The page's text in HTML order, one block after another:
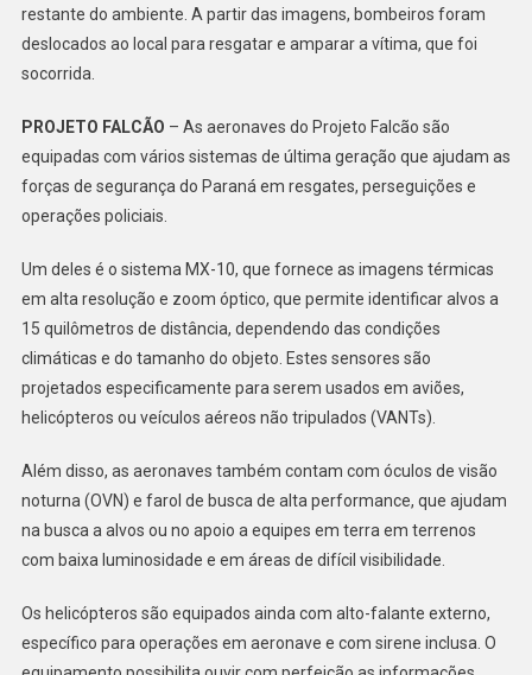
restante do ambiente. A partir das imagens, bombeiros foram
deslocados ao local para resgatar e amparar a vítima, que foi
socorrida.
PROJETO FALCÃO – As aeronaves do Projeto Falcão são
equipadas com vários sistemas de última geração que ajudam as
forças de segurança do Paraná em resgates, perseguições e
operações policiais.
Um deles é o sistema MX-10, que fornece as imagens térmicas
em alta resolução e zoom óptico, que permite identificar alvos a
15 quilômetros de distância, dependendo das condições
climáticas e do tamanho do objeto. Estes sensores são
projetados especificamente para serem usados em aviões,
helicópteros ou veículos aéreos não tripulados (VANTs).
Além disso, as aeronaves também contam com óculos de visão
noturna (OVN) e farol de busca de alta performance, que ajudam
na busca a alvos ou no apoio a equipes em terra em terrenos
com baixa luminosidade e em áreas de difícil visibilidade.
Os helicópteros são equipados ainda com alto-falante externo,
específico para operações em aeronave e com sirene inclusa. O